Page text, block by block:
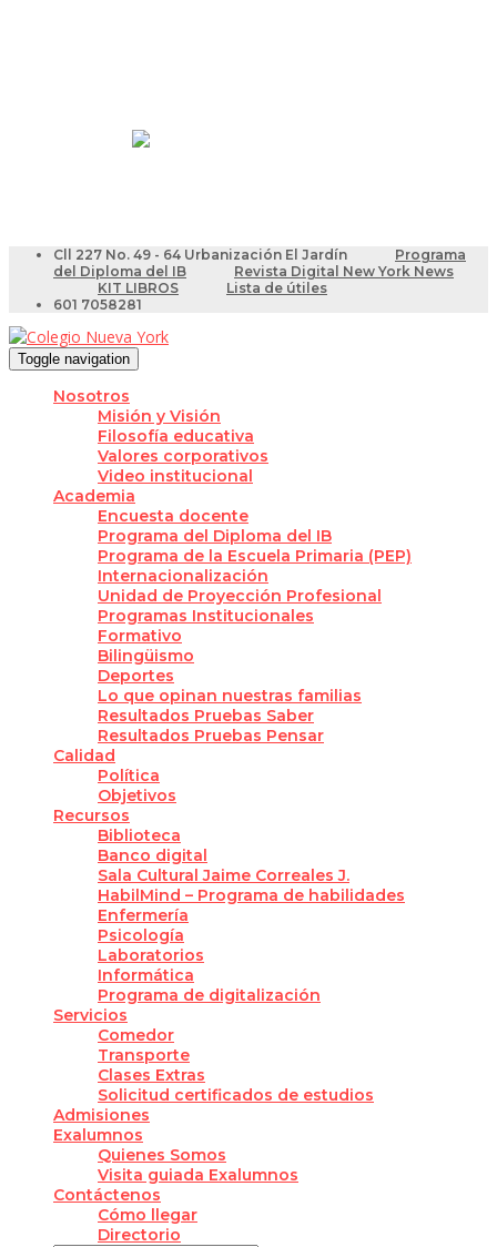
Cll 227 No. 49 - 64 Urbanización El Jardín
Programa
del Diploma del IB
Revista Digital New York News
KIT LIBROS
Lista de útiles
601 7058281
Toggle navigation
Nosotros
Misión y Visión
Filosofía educativa
Valores corporativos
Video institucional
Academia
Encuesta docente
Programa del Diploma del IB
Programa de la Escuela Primaria (PEP)
Internacionalización
Unidad de Proyección Profesional
Programas Institucionales
Formativo
Bilingüismo
Deportes
Lo que opinan nuestras familias
Resultados Pruebas Saber
Resultados Pruebas Pensar
Calidad
Política
Objetivos
Recursos
Biblioteca
Banco digital
Sala Cultural Jaime Correales J.
HabilMind – Programa de habilidades
Enfermería
Psicología
Laboratorios
Informática
Programa de digitalización
Servicios
Comedor
Transporte
Clases Extras
Solicitud certificados de estudios
Admisiones
Exalumnos
Quienes Somos
Visita guiada Exalumnos
Contáctenos
Cómo llegar
Directorio